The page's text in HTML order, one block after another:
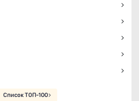
Список ТОП-100